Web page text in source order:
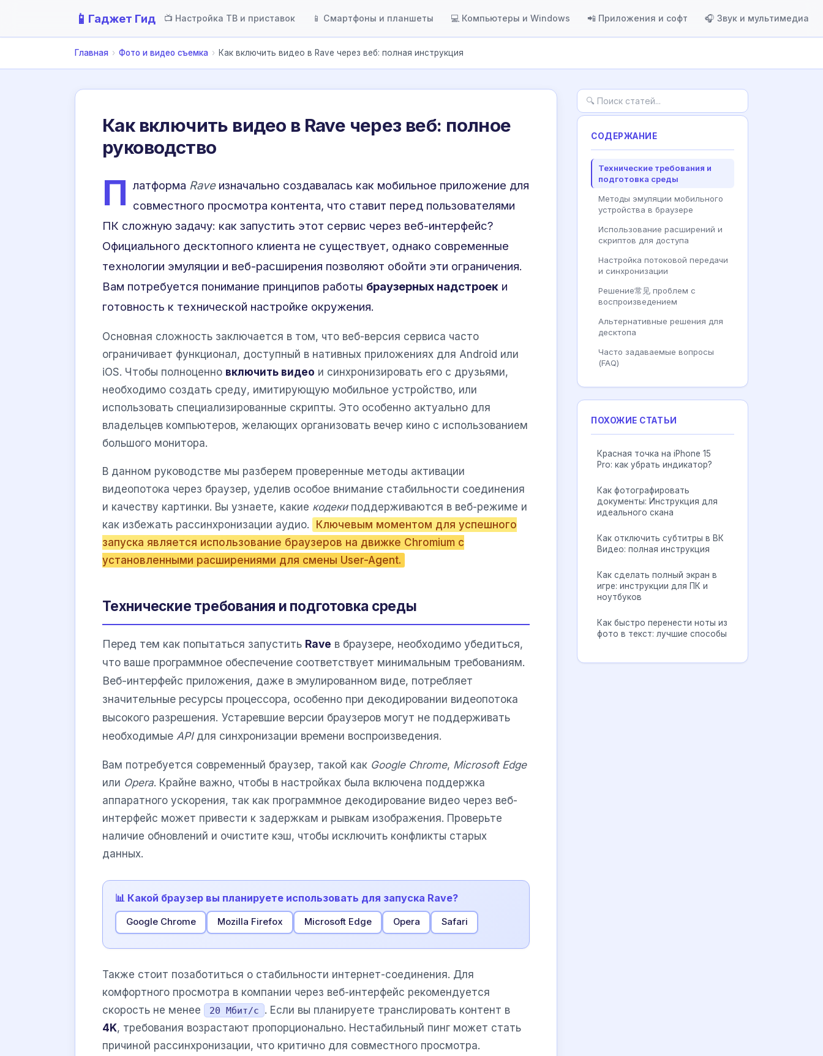
📱 Гаджет Гид 📺 Настройка ТВ и приставок 📱 Смартфоны и планшеты 💻 Компьютеры и Windows 📲 Приложения и софт 🎧 Звук и мультимедиа
Главная › Фото и видео съемка › Как включить видео в Rave через веб: полная инструкция
Как включить видео в Rave через веб: полное
руководство
П латформа Raveизначально создавалась как мобильное приложение для
совместного просмотра контента, что ставит перед пользователями
ПК сложную задачу: как запустить этот сервис через веб-интерфейс?
Официального десктопного клиента не существует, однако современные
технологии эмуляции и веб-расширения позволяют обойти эти ограничения.
Вам потребуется понимание принципов работы браузерных надстроек и
готовность к технической настройке окружения.
Основная сложность заключается в том, что веб-версия сервиса часто
ограничивает функционал, доступный в нативных приложениях для Android или
iOS. Чтобы полноценно включить видео и синхронизировать его с друзьями,
необходимо создать среду, имитирующую мобильное устройство, или
использовать специализированные скрипты. Это особенно актуально для
владельцев компьютеров, желающих организовать вечер кино с использованием
большого монитора.
В данном руководстве мы разберем проверенные методы активации
видеопотока через браузер, уделив особое внимание стабильности соединения
и качеству картинки. Вы узнаете, какие кодекиподдерживаются в веб-режиме и
как избежать рассинхронизации аудио.
Ключевым моментом для успешного
запуска является использование браузеров на движке Chromium с
установленными расширениями для смены User-Agent.
Технические требования и подготовка среды
Перед тем как попытаться запустить Rave в браузере, необходимо убедиться,
что ваше программное обеспечение соответствует минимальным требованиям.
Веб-интерфейс приложения, даже в эмулированном виде, потребляет
значительные ресурсы процессора, особенно при декодировании видеопотока
высокого разрешения. Устаревшие версии браузеров могут не поддерживать
необходимые APIдля синхронизации времени воспроизведения.
Вам потребуется современный браузер, такой как Google Chrome, Microsoft Edge
или Opera. Крайне важно, чтобы в настройках была включена поддержка
аппаратного ускорения, так как программное декодирование видео через веб-
интерфейс может привести к задержкам и рывкам изображения. Проверьте
наличие обновлений и очистите кэш, чтобы исключить конфликты старых
данных.
📊 Какой браузер вы планируете использовать для запуска Rave?
Google Chrome Mozilla Firefox Microsoft Edge Opera Safari
Также стоит позаботиться о стабильности интернет-соединения. Для
комфортного просмотра в компании через веб-интерфейс рекомендуется
скорость не менее
20 Мбит/с
. Если вы планируете транслировать контент в
4K, требования возрастают пропорционально. Нестабильный пинг может стать
причиной рассинхронизации, что критично для совместного просмотра.
СОДЕРЖАНИЕ
Технические требования и
подготовка среды
Методы эмуляции мобильного
устройства в браузере
Использование расширений и
скриптов для доступа
Настройка потоковой передачи
и синхронизации
Решение常见 проблем с
воспроизведением
Альтернативные решения для
десктопа
Часто задаваемые вопросы
(FAQ)
ПОХОЖИЕ СТАТЬИ
Красная точка на iPhone 15
Pro: как убрать индикатор?
Как фотографировать
документы: Инструкция для
идеального скана
Как отключить субтитры в ВК
Видео: полная инструкция
Как сделать полный экран в
игре: инструкции для ПК и
ноутбуков
Как быстро перенести ноты из
фото в текст: лучшие способы